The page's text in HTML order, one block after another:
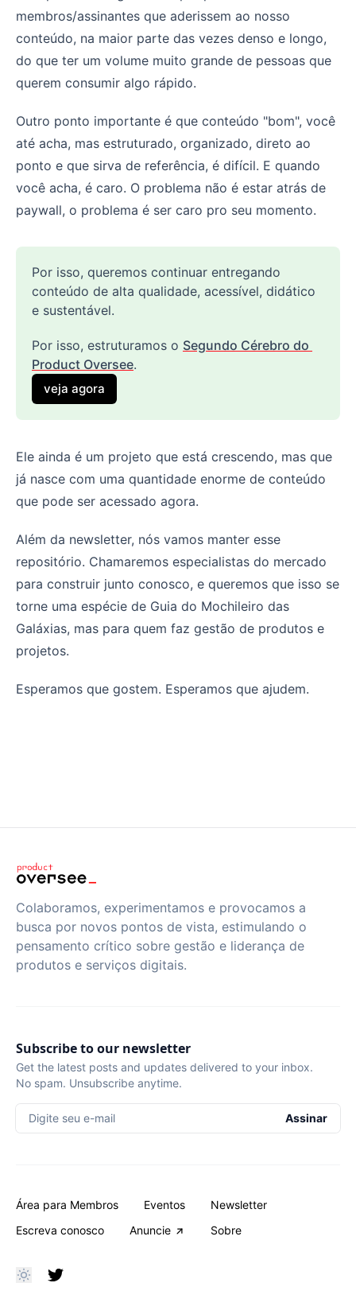
membros/assinantes que aderissem ao nosso
conteúdo, na maior parte das vezes denso e longo,
do que ter um volume muito grande de pessoas que
querem consumir algo rápido.
Outro ponto importante é que conteúdo "bom", você
até acha, mas estruturado, organizado, direto ao
ponto e que sirva de referência, é difícil. E quando
você acha, é caro. O problema não é estar atrás de
paywall, o problema é ser caro pro seu momento.
Por isso, queremos continuar entregando
conteúdo de alta qualidade, acessível, didático
e sustentável.
Por isso, estruturamos o Segundo Cérebro do
Product Oversee.
veja agora
Ele ainda é um projeto que está crescendo, mas que
já nasce com uma quantidade enorme de conteúdo
que pode ser acessado agora.
Além da newsletter, nós vamos manter esse
repositório. Chamaremos especialistas do mercado
para construir junto conosco, e queremos que isso se
torne uma espécie de Guia do Mochileiro das
Galáxias, mas para quem faz gestão de produtos e
projetos.
Esperamos que gostem. Esperamos que ajudem.
Colaboramos, experimentamos e provocamos a
busca por novos pontos de vista, estimulando o
pensamento crítico sobre gestão e liderança de
produtos e serviços digitais.
Subscribe to our newsletter
Get the latest posts and updates delivered to your inbox.
No spam. Unsubscribe anytime.
Digite seu e-mail Assinar
Área para Membros Eventos
Newsletter
Escreva conosco
Anuncie Sobre